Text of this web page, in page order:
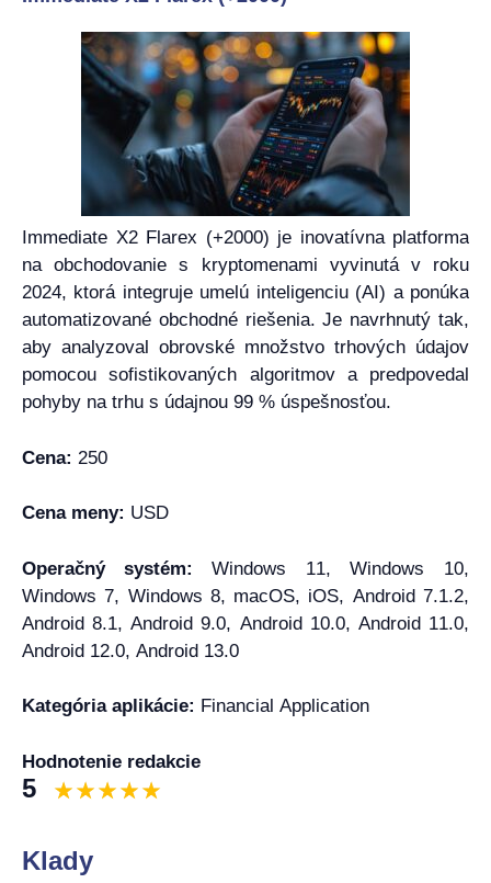
Immediate X2 Flarex (+2000) je inovatívna platforma
na obchodovanie s kryptomenami vyvinutá v roku
2024, ktorá integruje umelú inteligenciu (AI) a ponúka
automatizované obchodné riešenia. Je navrhnutý tak,
aby analyzoval obrovské množstvo trhových údajov
pomocou sofistikovaných algoritmov a predpovedal
pohyby na trhu s údajnou 99 % úspešnosťou.
Cena: 250
Cena meny: USD
Operačný systém: Windows 11, Windows 10,
Windows 7, Windows 8, macOS, iOS, Android 7.1.2,
Android 8.1, Android 9.0, Android 10.0, Android 11.0,
Android 12.0, Android 13.0
Kategória aplikácie: Financial Application
Hodnotenie redakcie
5
Klady